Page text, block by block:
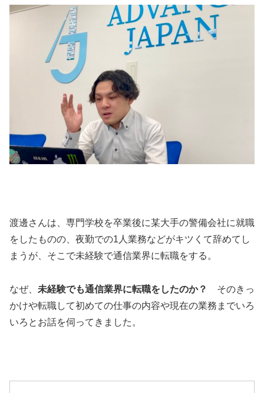
渡邊さんは、専門学校を卒業後に某大手の警備会社に就職
をしたものの、夜勤での1人業務などがキツくて辞めてし
まうが、そこで未経験で通信業界に転職をする。
なぜ、 未経験でも通信業界に転職をしたのか？
そのきっ
かけや転職して初めての仕事の内容や現在の業務までいろ
いろとお話を伺ってきました。